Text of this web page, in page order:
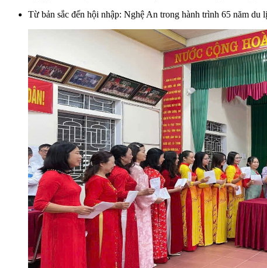
Từ bản sắc đến hội nhập: Nghệ An trong hành trình 65 năm du